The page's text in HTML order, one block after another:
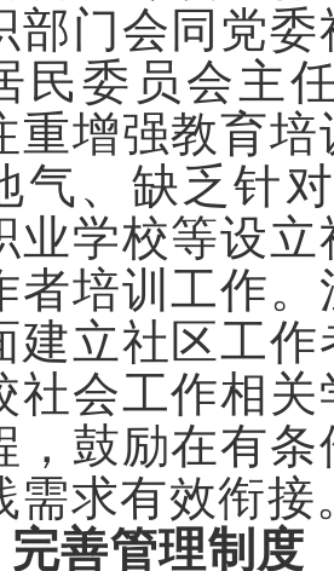
部门会同党
民委员会主
重增强教育
气、缺乏针
业学校等设
者培训工作
建立社区工
社会工作相
，鼓励在有
需求有效衔接
完善管理制度